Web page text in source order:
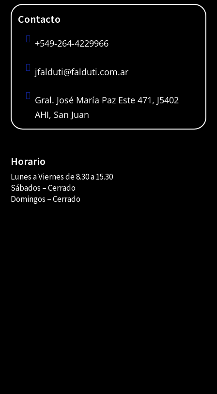
Contacto
 +549-264-4229966
 jfalduti@falduti.com.ar
 Gral. José María Paz Este 471, J5402
AHI, San Juan
Horario
Lunes a Viernes de 8.30 a 15.30
Sábados –Cerrado
Domingos – Cerrado